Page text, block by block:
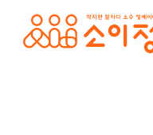
. 목록보기 Prev Next 프로젝트 의뢰를 맡기고 싶으세요? 프로젝트의